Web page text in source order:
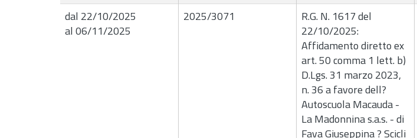
dal 22/10/2025
al 06/11/2025
2025/3071
R.G. N. 1617 del
22/10/2025:
Affidamento diretto ex
art. 50 comma 1 lett. b)
D.Lgs. 31 marzo 2023,
n. 36 a favore dell?
Autoscuola Macauda -
La Madonnina s.a.s. - di
Fava Giuseppina ? Scicli